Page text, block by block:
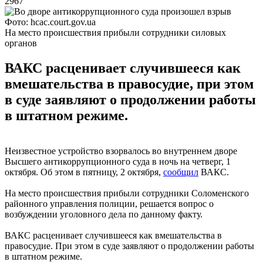
Фото: hcac.court.gov.ua
На место происшествия прибыли сотрудники силовых
органов
ВАКС расценивает случившееся как
вмешательства в правосудие, при этом
в суде заявляют о продолжении работы
в штатном режиме.
Неизвестное устройство взорвалось во внутреннем дворе
Высшего антикоррупционного суда в ночь на четверг, 1
октября. Об этом в пятницу, 2 октября, сообщил ВАКС.
На место происшествия прибыли сотрудники Соломенского
районного управления полиции, решается вопрос о
возбуждении уголовного дела по данному факту.
ВАКС расценивает случившееся как вмешательства в
правосудие. При этом в суде заявляют о продолжении работы
в штатном режиме.